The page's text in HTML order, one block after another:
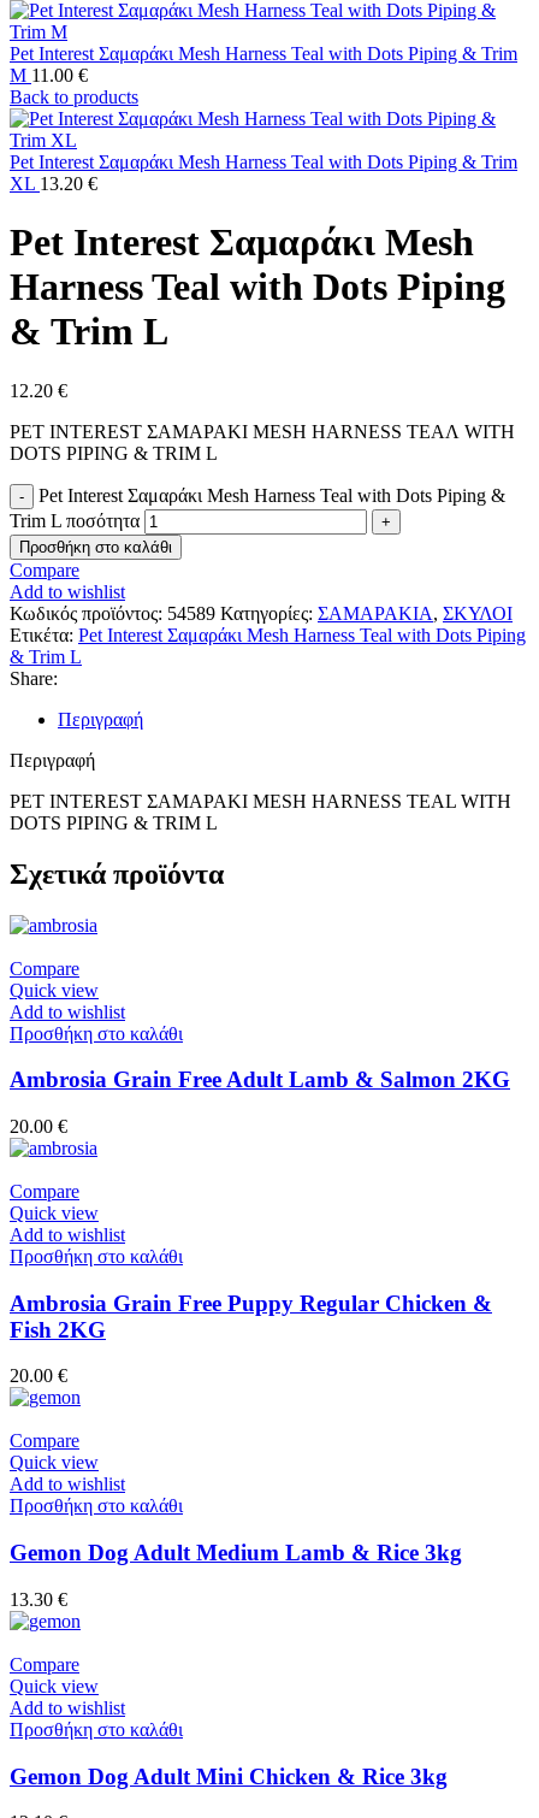
Pet Interest Σαμαράκι Mesh Harness Teal with Dots Piping & Trim
M 11.00 €
Back to products
Pet Interest Σαμαράκι Mesh Harness Teal with Dots Piping & Trim
XL 13.20 €
Pet Interest Σαμαράκι Mesh
Harness Teal with Dots Piping
& Trim L
12.20 €
PET INTEREST ΣΑΜΑΡΑΚΙ MESH HARΝESS ΤΕΑΛ WITH
DOTS PIPING & TRIM L
Pet Interest Σαμαράκι Mesh Harness Teal with Dots Piping &
Trim L ποσότητα
Προσθήκη στο καλάθι
Compare
Add to wishlist
Κωδικός προϊόντος: 54589 Κατηγορίες: ΣΑΜΑΡΑΚΙΑ, ΣΚΥΛΟΙ
Ετικέτα: Pet Interest Σαμαράκι Mesh Harness Teal with Dots Piping
& Trim L
Share:
Περιγραφή
Περιγραφή
PET INTEREST ΣΑΜΑΡΑΚΙ MESH HARΝESS ΤΕΑL WITH
DOTS PIPING & TRIM L
Σχετικά προϊόντα
Compare
Quick view
Add to wishlist
Προσθήκη στο καλάθι
Ambrosia Grain Free Adult Lamb & Salmon 2KG
20.00 €
Compare
Quick view
Add to wishlist
Προσθήκη στο καλάθι
Ambrosia Grain Free Puppy Regular Chicken &
Fish 2KG
20.00 €
Compare
Quick view
Add to wishlist
Προσθήκη στο καλάθι
Gemon Dog Adult Medium Lamb & Rice 3kg
13.30 €
Compare
Quick view
Add to wishlist
Προσθήκη στο καλάθι
Gemon Dog Adult Mini Chicken & Rice 3kg